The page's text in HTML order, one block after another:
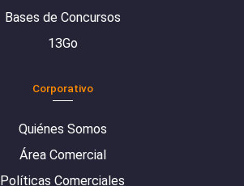
Bases de Concursos
13Go
Corporativo
Quiénes Somos
Área Comercial
Políticas Comerciales